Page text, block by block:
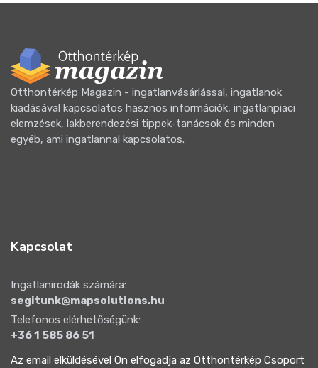
Otthontérkép Magazin - ingatlanvásárlással, ingatlanok
kiadásával kapcsolatos hasznos információk, ingatlanpiaci
elemzések, lakberendezési tippek-tanácsok és minden
egyéb, ami ingatlannal kapcsolatos.
Kapcsolat
Ingatlanirodák számára:
segitunk@mapsolutions.hu
Telefonos elérhetőségünk:
+36 1 585 86 51
Az email elküldésével Ön elfogadja az Otthontérkép Csoport